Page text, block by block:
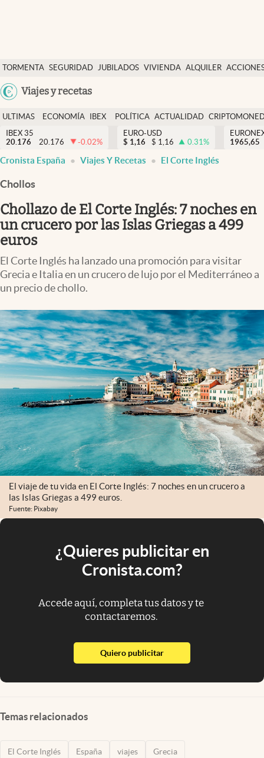
TORMENTA SEGURIDAD JUBILADOS VIVIENDA ALQUILER
USA
Viajes y recetas
Economía y finanzas
Política
Actualidad
Criptomonedas
España
ULTIMAS
NOTICIAS
ECONOMÍA
FINANZAS
IBEX
EURO
POLÍTICA ACTUALIDAD
IBEX 35
20.176
20.176 -0.02%
EURO-USD
$ 1,16 $ 1,16 0.31%
1965,65
Cronista España Viajes Y Recetas El Corte Inglés
Chollos
Chollazo de El Corte Inglés: 7 noches en
un crucero por las Islas Griegas a 499
euros
El Corte Inglés ha lanzado una promoción para visitar
Grecia e Italia en un crucero de lujo por el Mediterráneo a
un precio de chollo.
El viaje de tu vida en El Corte Inglés: 7 noches en un crucero a
las Islas Griegas a 499 euros.
Fuente: Pixabay
¿Quieres publicitar en
Cronista.com?
Accede aquí, completa tus datos y te
contactaremos.
Quiero publicitarabre en nueva pestaña
Temas relacionados
El Corte Inglés España viajes Grecia